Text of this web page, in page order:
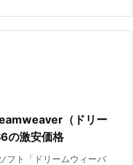
（ドリー
の激安価格
フト「ドリームウィーバ